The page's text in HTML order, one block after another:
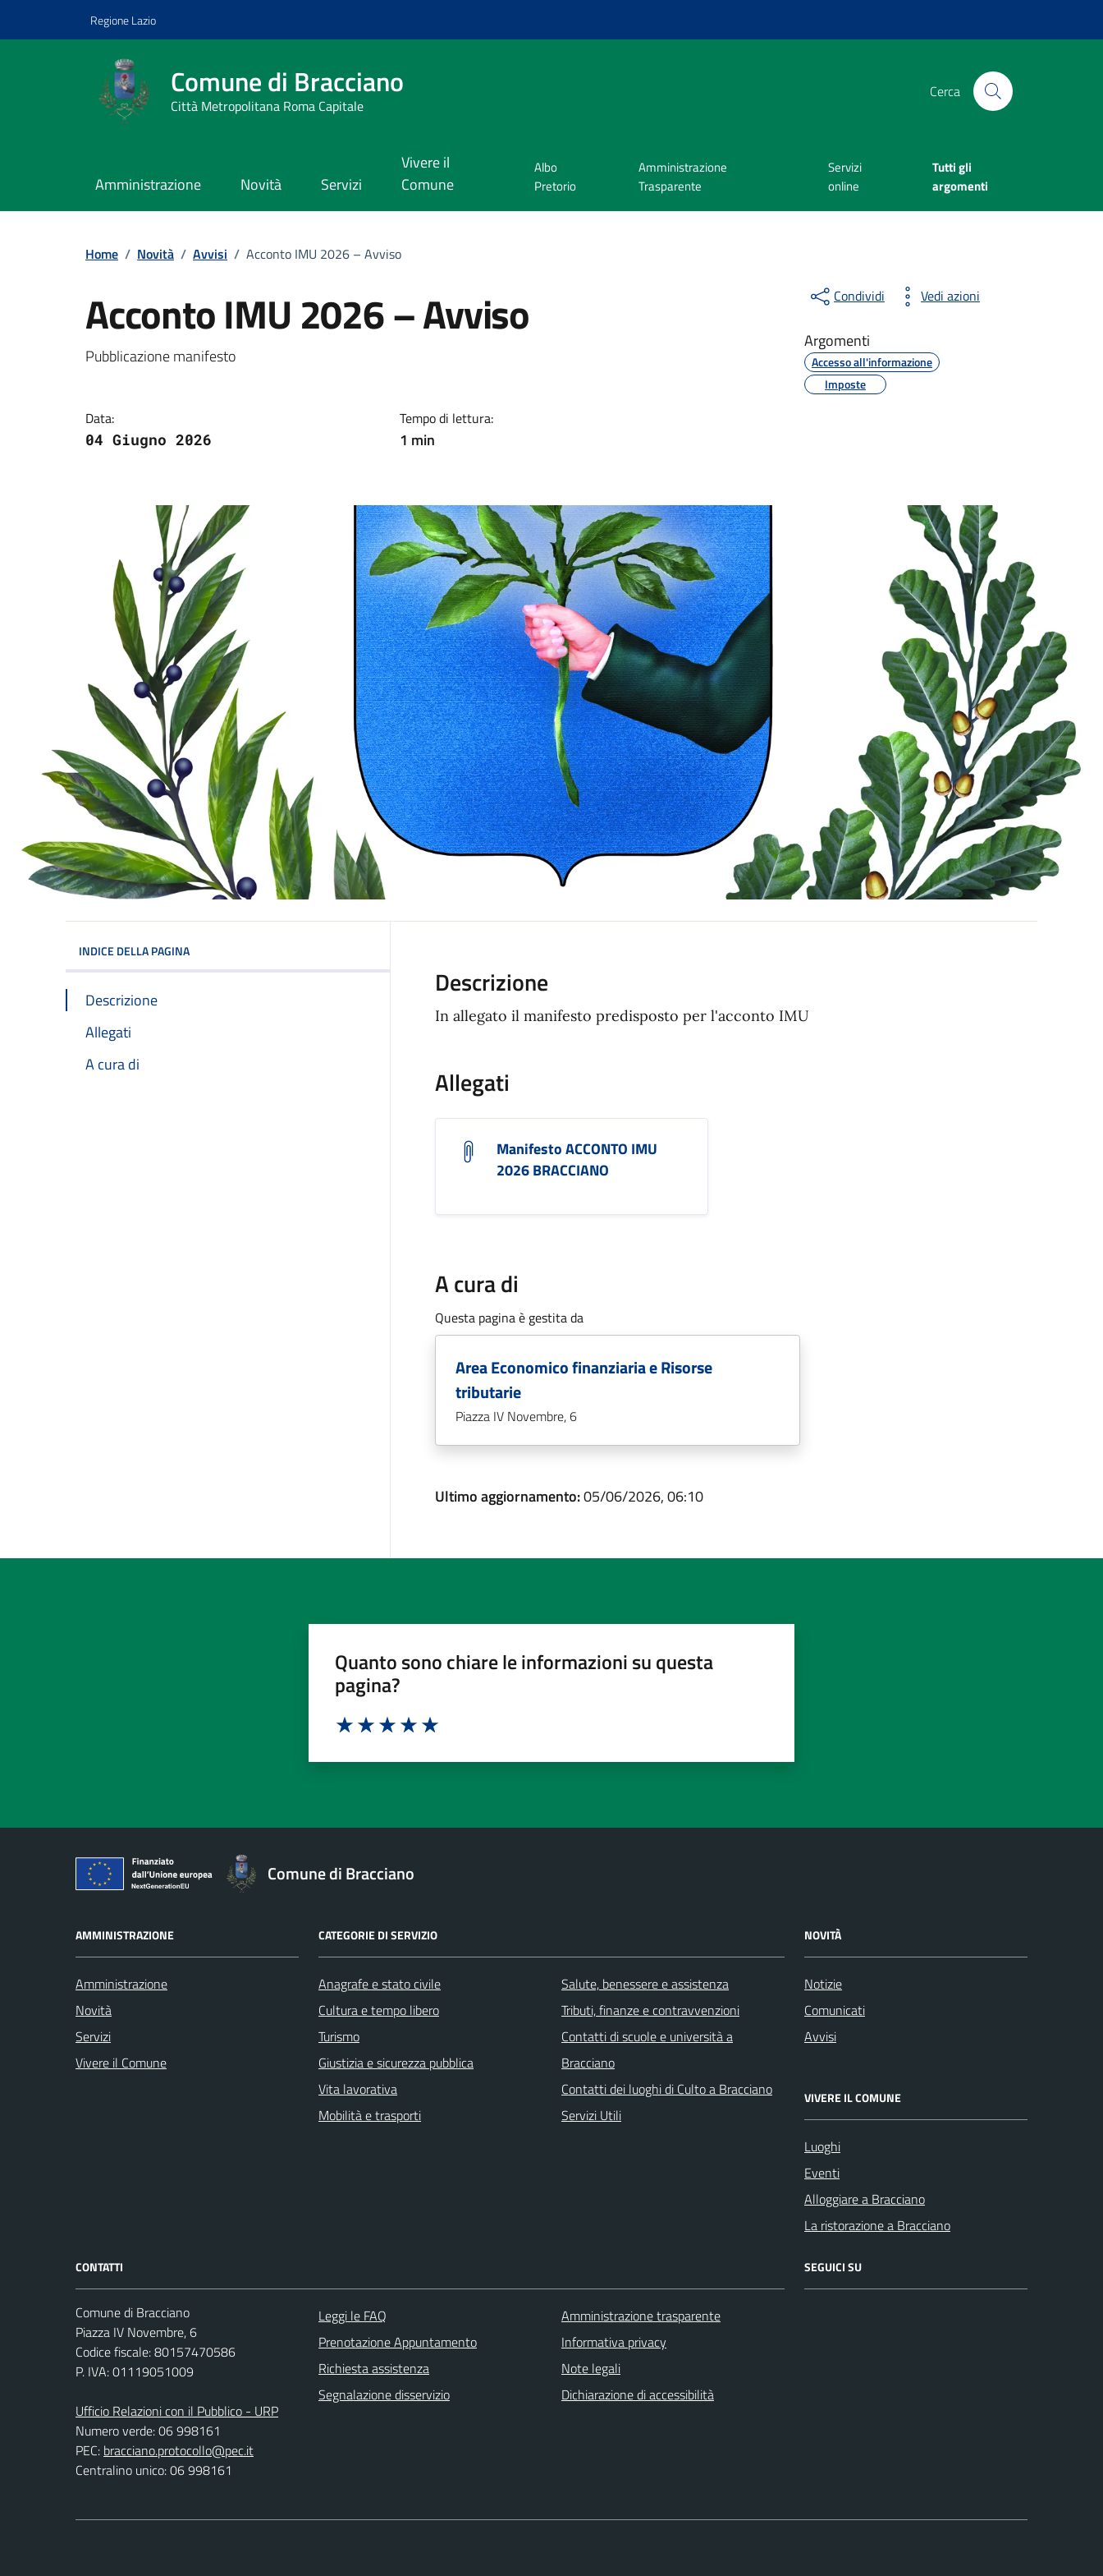
Regione Lazio
Comune di Bracciano
Città Metropolitana Roma Capitale
Cerca
Amministrazione Novità Servizi
Vivere il
Comune
Albo
Pretorio
Amministrazione
Trasparente
Servizi
online
Tutti gli
argomenti
Home / Novità / Avvisi / Acconto IMU 2026 – Avviso
Acconto IMU 2026 – Avviso
Dettagli della notizia
Pubblicazione manifesto
Data:
04 Giugno 2026
Tempo di lettura:
1 min
Condividi Vedi azioni
Argomenti
Accesso all'informazione
Imposte
INDICE DELLA PAGINA
Descrizione
Allegati
A cura di
Descrizione
In allegato il manifesto predisposto per l'acconto IMU
Allegati
Manifesto ACCONTO IMU
2026 BRACCIANO
A cura di
Questa pagina è gestita da
Area Economico finanziaria e Risorse
tributarie
Piazza IV Novembre, 6
Ultimo aggiornamento:05/06/2026, 06:10
Quanto sono chiare le informazioni su questa
pagina?
Comune di Bracciano
AMMINISTRAZIONE
Amministrazione
Novità
Servizi
Vivere il Comune
CATEGORIE DI SERVIZIO
Anagrafe e stato civile
Cultura e tempo libero
Turismo
Giustizia e sicurezza pubblica
Vita lavorativa
Mobilità e trasporti
Salute, benessere e assistenza
Tributi, finanze e contravvenzioni
Contatti di scuole e università a
Bracciano
Contatti dei luoghi di Culto a Bracciano
Servizi Utili
NOVITÀ
Notizie
Comunicati
Avvisi
VIVERE IL COMUNE
Luoghi
Eventi
Alloggiare a Bracciano
La ristorazione a Bracciano
CONTATTI
Comune di Bracciano
Piazza IV Novembre, 6
Codice fiscale: 80157470586
P. IVA: 01119051009
Ufficio Relazioni con il Pubblico - URP
Numero verde: 06 998161
PEC: bracciano.protocollo@pec.it
Centralino unico: 06 998161
Leggi le FAQ
Prenotazione Appuntamento
Richiesta assistenza
Segnalazione disservizio
Amministrazione trasparente
Informativa privacy
Note legali
Dichiarazione di accessibilità
SEGUICI SU